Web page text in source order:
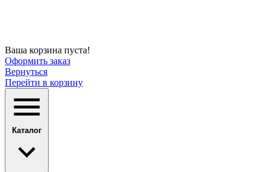
Ваша корзина пуста!
Оформить заказ
Вернуться
Перейти в корзину
Каталог